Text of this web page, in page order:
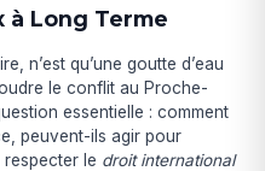
à Long Terme
n’est qu’une goutte d’eau
le conflit au Proche-
essentielle : comment
peuvent-ils agir pour
le droit international